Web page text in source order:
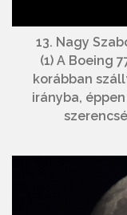
13. Nagy
(1) A Boeing
korábban
irányba,